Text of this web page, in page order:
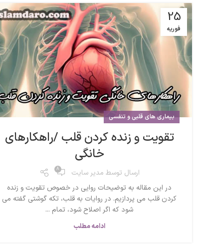
25
فوریه
بیماری های قلبی و تنفسی
تقویت و زنده کردن قلب /راهکارهای
خانگی
ارسال توسط مدیر سایت 8
در این مقاله به توضیحات روایی در خصوص تقویت و زنده
کردن قلب می پردازیم. در روایات به قلب، تکه گوشتی گفته می
شود که اگر اصلاح شود، تمام ...
ادامه مطلب